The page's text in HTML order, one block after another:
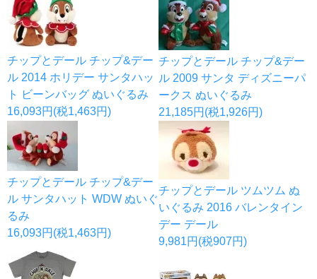
チップとデール チップ&デー
ル 2014 ホリデー サンタハッ
ト ビーンバッグ ぬいぐるみ
16,093円(税1,463円)
チップとデール チップ&デー
ル 2009 サンタ ディズニーパ
ークス ぬいぐるみ
21,185円(税1,926円)
チップとデール チップ&デー
ル サンタハット WDW ぬいぐ
るみ
16,093円(税1,463円)
チップとデール ツムツム ぬ
いぐるみ 2016 バレンタイン
デー デール
9,981円(税907円)